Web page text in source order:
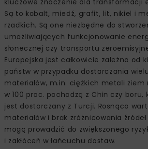
kluczowe znaczenie dla transformacji
Są to kobalt, miedź, grafit, lit, nikiel i
rzadkich. Są one niezbędne do
umożliwiających funkcjonowanie
słonecznej czy transportu
Europejska jest całkowicie zależna od
państw w przypadku dostarczania
materiałów, m.in. ciężkich metali ziem
w 100 proc. pochodzą z Chin czy boru,
jest dostarczany z Turcji. Rosnąca
materiałów i brak zróżnicowania
mogą prowadzić do zwiększonego
i zakłóceń w łańcuchu dostaw.